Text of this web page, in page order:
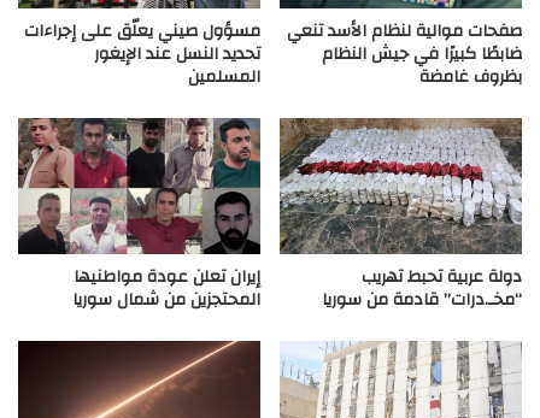
صفحات موالية لنظام الأسد تنعي
ضابطًا كبيرًا في جيش النظام
بظروف غامضة
مسؤول صيني يعلّق على إجراءات
تحديد النسل عند الإيغور
المسلمين
دولة عربية تحبط تهريب
“مخـ.درات” قادمة من سوريا
إيران تعلن عودة مواطنيها
المحتجزين من شمال سوريا